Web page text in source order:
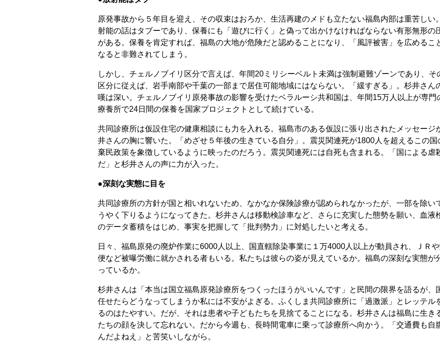
原発事故から５年目を迎え、その収束はおろか、生活再建のメドも立たない福島内部は重苦しい
射能の話はタブーであり、保養にも「遊びに行く」と偽って出かけなければならない有形無形の
がある。保養を肯定すれば、福島の大地が危険だと認めることになり、「風評被害」を広めるこ
なると非難されてしまう。
しかし、チェルノブイリ区分で言えば、年間20ミリシーベルト未満は強制避難ゾーンであり、そ
区分に従えば、岩手南部や千葉の一部まで居住可能地域にはならない。「緩すぎる」。杉井さん
嘆は深い。チェルノブイリ原発事故の影響を受けたベラルーシ共和国は、年間15万人以上が専門
療養所で24日間の保養を国家プロジェクトとして続けている。
共同診療所は仮設住宅の健康相談にも力を入れる。福島市のある仮設に張り出されたメッセージ
井さんの胸に響いた。「めざせ５年後の生きている自分」。震災関連死が1800人を超えるこの国
棄民政策を象徴しているように映ったのだろう。震災関連死には自死も含まれる。「国による虐
だ」と杉井さんの声に力が入った。
●深刻な実態に目を
共同診療所の方針が国と相いれないため、なかなか保険診療が認められなかったが、一部を除い
うやく下りるようになってきた。杉井さんは移動検診車など、さらに充実した態勢を願い、血液
のデータ蓄積をはじめ、事実を把握して「批判勢力」に対処したいと考える。
日々、福島原発の廃炉作業に6000人以上、国直轄除染事業に１万4000人以上が動員され、ＪＲ
便など被曝労働に就かされる者もいる。私たちは彼らの姿が見えているか。福島の深刻な実態が
っているか。
杉井さんは「本当は国立福島原発診療所をつくったほうがいいんです」と民間の限界を語るが、
任せたらどうなってしまうか私には不安がよぎる。ふくしま共同診療所に「過激派」とレッテル
るのはたやすい。だが、それは患者や子どもたちを見捨てることになる。杉井さんは福島に生き
たちの顔を決して忘れない。だから今週も、長時間電車に乗って診療所へ向かう。「交通費も自
んだよねえ」と苦笑いしながら。